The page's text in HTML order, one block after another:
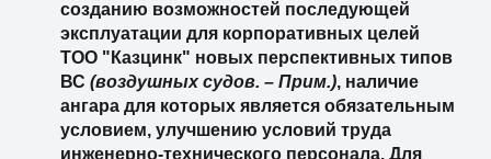
созданию возможностей последующей
эксплуатации для корпоративных целей
ТОО "Казцинк" новых перспективных типов
ВС (воздушных судов. – Прим.), наличие
ангара для которых является обязательным
условием, улучшению условий труда
инженерно-технического персонала. Для